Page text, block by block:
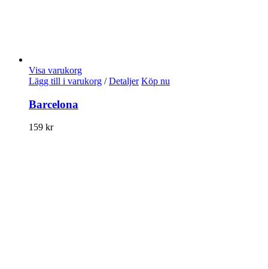
Visa varukorg
Lägg till i varukorg / Detaljer Köp nu
Barcelona
159 kr